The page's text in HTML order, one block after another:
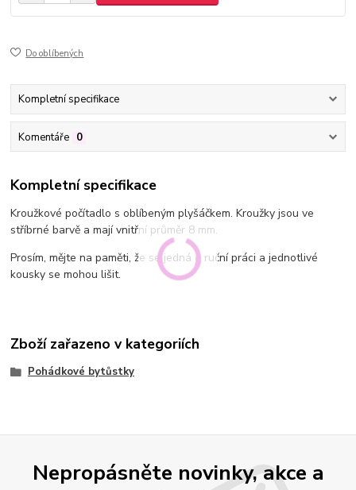
Do oblíbených
Kompletní specifikace
Komentáře 0
Kompletní specifikace
Kroužkové počítadlo s oblíbeným plyšáčkem. Kroužky jsou ve
stříbrné barvě a mají vnitřní průměr 8 mm.
Prosím, mějte na paměti, že se jedná o ruční práci a jednotlivé
kousky se mohou lišit.
Zboží zařazeno v kategoriích
Pohádkové bytůstky
Nepropásněte novinky, akce a